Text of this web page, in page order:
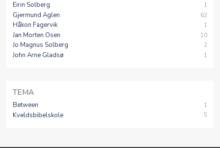
Eirin Solberg 1
Gjermund Aglen 62
Håkon Fagervik 1
Jan Morten Osen 10
Jo Magnus Solberg 2
John Arne Gladsø 1
TEMA
Between 1
Kveldsbibelskole 5